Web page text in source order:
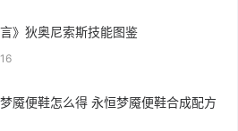
言》狄奥尼索斯技能图鉴
魇便鞋怎么得 永恒梦魇便鞋合成配方